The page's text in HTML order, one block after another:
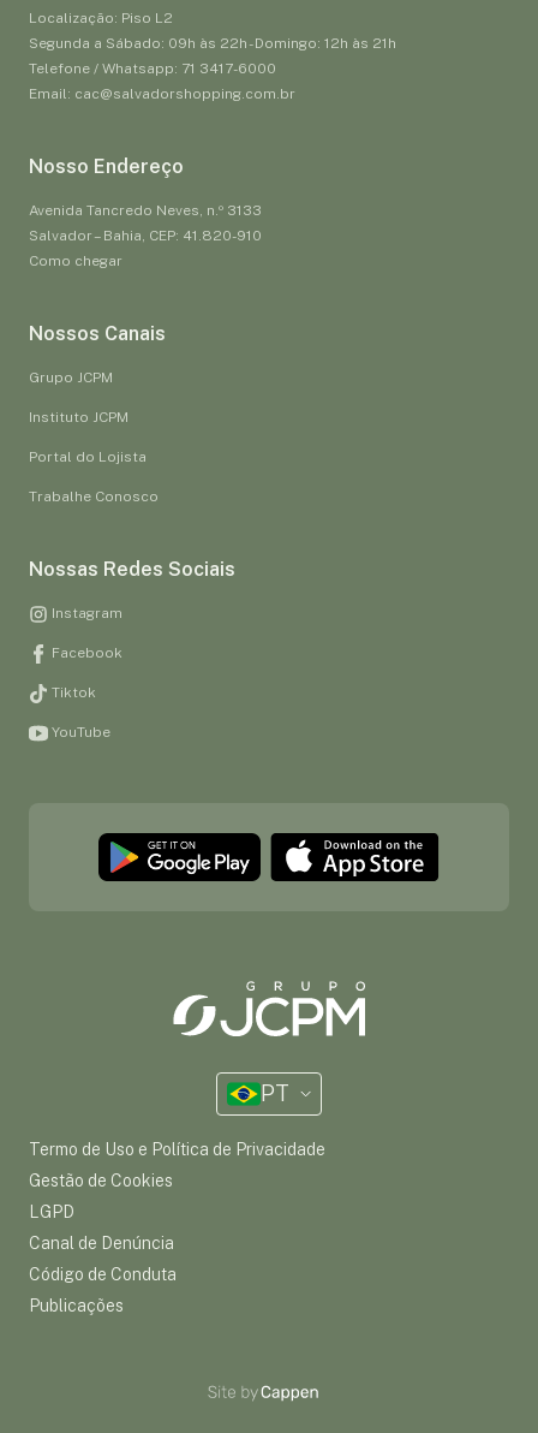
Localização: Piso L2
Segunda a Sábado: 09h às 22h - Domingo: 12h às 21h
Telefone / Whatsapp: 71 3417-6000
Email: cac@salvadorshopping.com.br
Nosso Endereço
Avenida Tancredo Neves, n.º 3133
Salvador – Bahia, CEP: 41.820-910
Como chegar
Nossos Canais
Grupo JCPM
Instituto JCPM
Portal do Lojista
Trabalhe Conosco
Nossas Redes Sociais
Instagram
Facebook
Tiktok
YouTube
PT
Termo de Uso e Política de Privacidade
Gestão de Cookies
LGPD
Canal de Denúncia
Código de Conduta
Publicações